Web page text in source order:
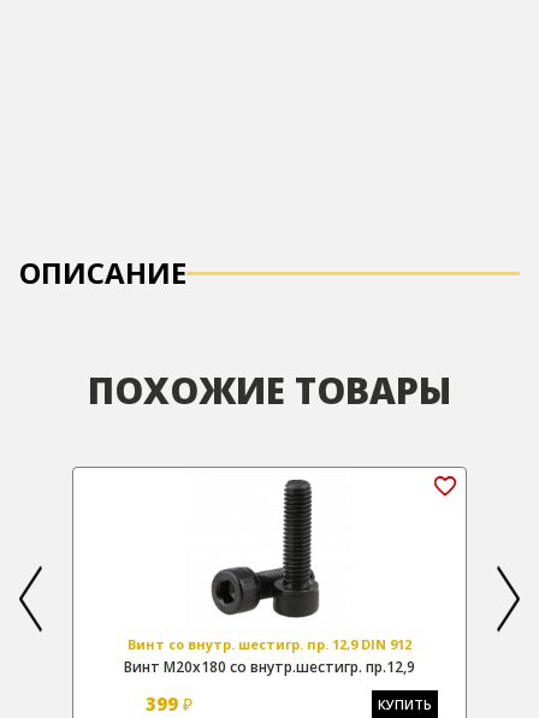
ОПИСАНИЕ
ПОХОЖИЕ ТОВАРЫ
Винт со внутр. шестигр. пр. 12,9 DIN 912
Винт М20х180 со внутр.шестигр. пр.12,9
399 ₽ КУПИТЬ